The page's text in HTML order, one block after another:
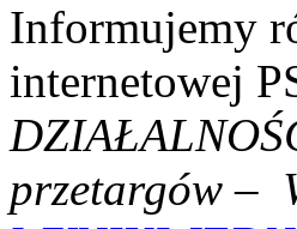
Informujemy
internetowej
przetargów–